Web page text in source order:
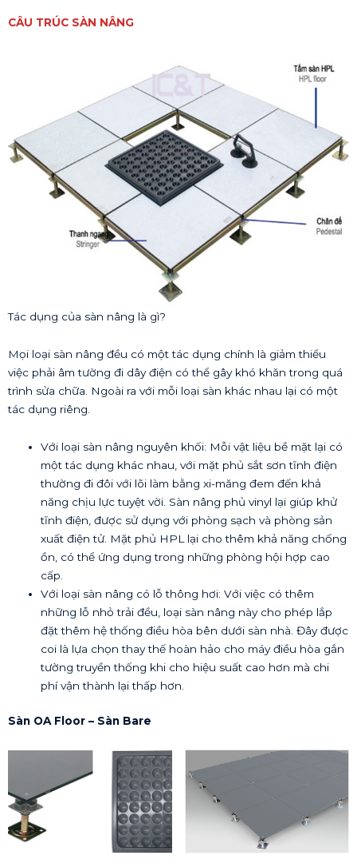
CÂU TRÚC SÀN NÂNG
Tác dụng của sàn nâng là gì?
Mọi loại sàn nâng đều có một tác dụng chính là giảm thiểu
việc phải âm tường đi dây điện có thể gây khó khăn trong quá
trình sửa chữa. Ngoài ra với mỗi loại sàn khác nhau lại có một
tác dụng riêng.
Với loại sàn nâng nguyên khối: Mỗi vật liệu bề mặt lại có
một tác dụng khác nhau, với mặt phủ sắt sơn tĩnh điện
thường đi đôi với lõi làm bằng xi-măng đem đến khả
năng chịu lực tuyệt vời. Sàn nâng phủ vinyl lại giúp khử
tĩnh điện, được sử dụng với phòng sạch và phòng sản
xuất điện tử. Mặt phủ HPL lại cho thêm khả năng chống
ồn, có thể ứng dụng trong những phòng hội hợp cao
cấp.
Với loại sàn nâng có lỗ thông hơi: Với việc có thêm
những lỗ nhỏ trải đều, loại sàn nâng này cho phép lắp
đặt thêm hệ thống điều hòa bên dưới sàn nhà. Đây được
coi là lựa chọn thay thế hoàn hảo cho máy điều hòa gắn
tường truyền thống khi cho hiệu suất cao hơn mà chi
phí vận thành lại thấp hơn.
Sàn OA Floor – Sàn Bare